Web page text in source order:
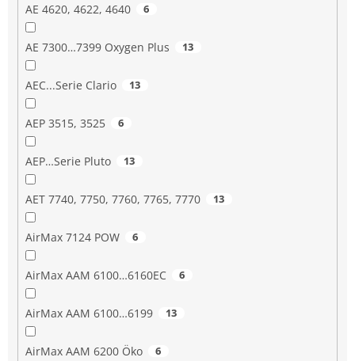
AE 4620, 4622, 4640 6
AE 7300…7399 Oxygen Plus 13
AEC...Serie Clario 13
AEP 3515, 3525 6
AEP…Serie Pluto 13
AET 7740, 7750, 7760, 7765, 7770 13
AirMax 7124 POW 6
AirMax AAM 6100…6160EC 6
AirMax AAM 6100…6199 13
AirMax AAM 6200 Öko 6